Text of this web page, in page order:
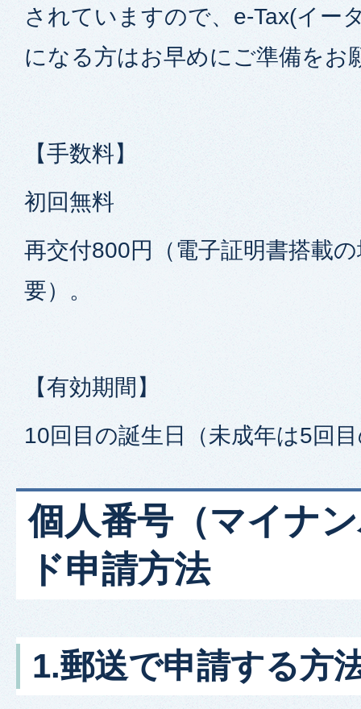
されていますので、e-Tax(イー
になる方はお早めにご準備をお
【手数料】
初回無料
再交付800円（電子証明書搭載
要）。
【有効期間】
10回目の誕生日（未成年は5回
個人番号（マイナ
ド申請方法
1.郵送で申請する方